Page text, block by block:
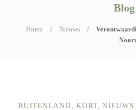
Home Nieuws
BUITENLAND, KORT, NIEUWS